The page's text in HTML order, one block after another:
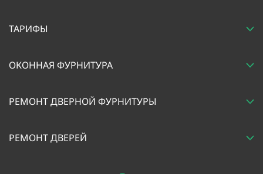
ТАРИФЫ
ОКОННАЯ ФУРНИТУРА
РЕМОНТ ДВЕРНОЙ ФУРНИТУРЫ
РЕМОНТ ДВЕРЕЙ